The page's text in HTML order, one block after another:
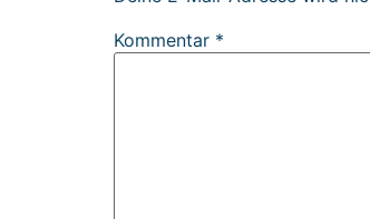
Kommentar *